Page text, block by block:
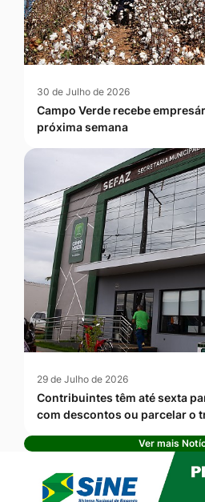
30 de Julho de 2026
Campo Verde recebe
próxima semana
29 de Julho de 2026
Contribuintes têm até sexta
com descontos ou parcelar o
Ver mais